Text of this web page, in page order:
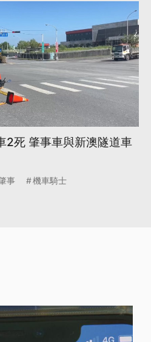
2死 肇事車與新澳隧道車
事 機車騎士